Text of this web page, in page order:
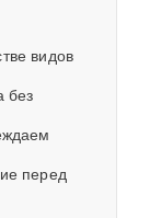
видов
без
перед